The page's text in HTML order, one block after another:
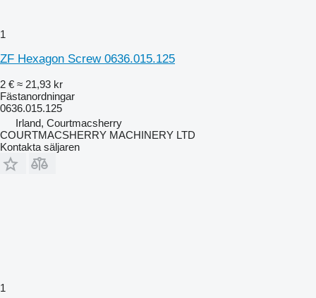
1
ZF Hexagon Screw 0636.015.125
2 € ≈ 21,93 kr
Fästanordningar
0636.015.125
Irland, Courtmacsherry
COURTMACSHERRY MACHINERY LTD
Kontakta säljaren
1